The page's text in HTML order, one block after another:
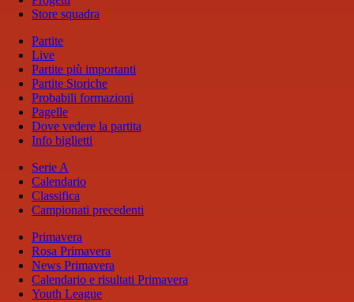
Store squadra
Partite
Live
Partite più importanti
Partite Storiche
Probabili formazioni
Pagelle
Dove vedere la partita
Info biglietti
Serie A
Calendario
Classifica
Campionati precedenti
Primavera
Rosa Primavera
News Primavera
Calendario e risultati Primavera
Youth League